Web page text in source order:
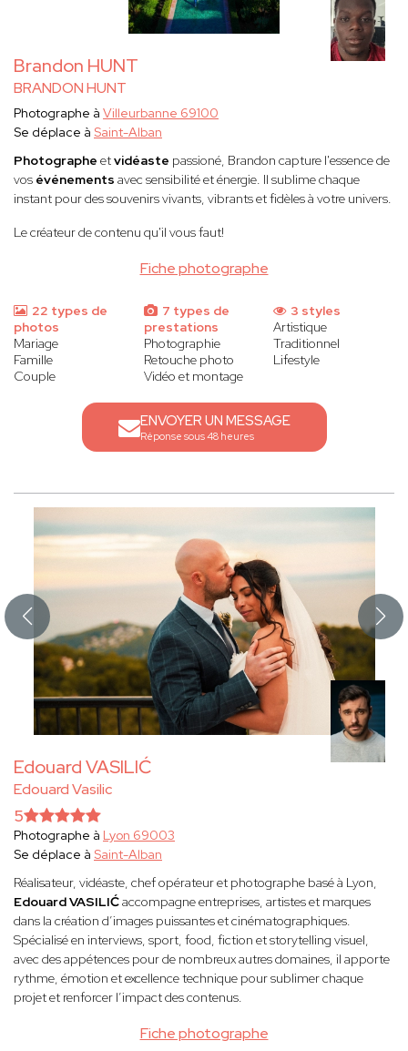
Brandon HUNT
BRANDON HUNT
Fiche photographe
Photographe à Villeurbanne 69100
Se déplace à Saint-Alban
Photographe etvidéaste passioné, Brandon capture l'essence de
vos événements avec sensibilité et énergie. Il sublime chaque
instant pour des souvenirs vivants, vibrants et fidèles à votre univers.
Le créateur de contenu qu'il vous faut!
22 types de
photos
Mariage
Famille
Couple
7 types de
prestations
Photographie
Retouche photo
Vidéo et montage
3 styles
Artistique
Traditionnel
Lifestyle
ENVOYER UN MESSAGE
Réponse sous 48 heures
Edouard VASILIĆ
Edouard Vasilic
Fiche photographe
5
Photographe à Lyon 69003
Se déplace à Saint-Alban
Réalisateur, vidéaste, chef opérateur et photographe basé à Lyon,
Edouard VASILIĆaccompagne entreprises, artistes et marques
dans la création d’images puissantes et cinématographiques.
Spécialisé en interviews, sport, food, fiction et storytelling visuel,
avec des appétences pour de nombreux autres domaines, il apporte
rythme, émotion et excellence technique pour sublimer chaque
projet et renforcer l’impact des contenus.